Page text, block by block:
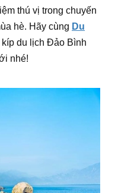
thú vị trong chuyến
hè. Hãy cùng Du
du lịch Đảo Bình
nhé!